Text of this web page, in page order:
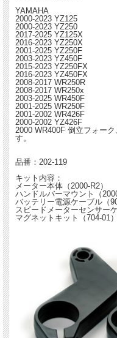
YAMAHA
2000-2023 YZ125
2000-2023 YZ250
2017-2025 YZ125X
2016-2023 YZ250X
2001-2025 YZ250F
2003-2023 YZ450F
2015-2023 YZ250FX
2016-2023 YZ450FX
2008-2017 WR250R
2008-2017 WR250x
2003-2025 WR450F
2001-2025 WR250F
2001-2002 WR426F
2000-2002 YZ426F
2000 WR400F 倒立フォー
す。
品番：202-119
キット内容：
メーター本体（2000-R2）
ハンドルバーマウント（
バッテリー電源ケーブル（
スピードメーターセンサー
マグネットキット（704-01）